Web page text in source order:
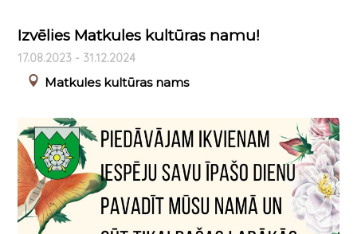
Izvēlies Matkules kultūras namu!
17.08.2023 - 31.12.2024
Matkules kultūras nams